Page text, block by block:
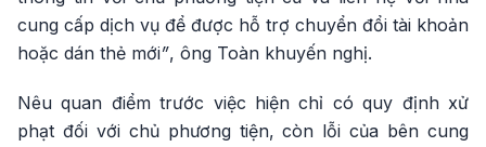
cung cấp dịch vụ để được hỗ trợ chuyển đổi tài khoản
hoặc dán thẻ mới”, ông Toàn khuyến nghị.
Nêu quan điểm trước việc hiện chỉ có quy định xử
phạt đối với chủ phương tiện, còn lỗi của bên cung